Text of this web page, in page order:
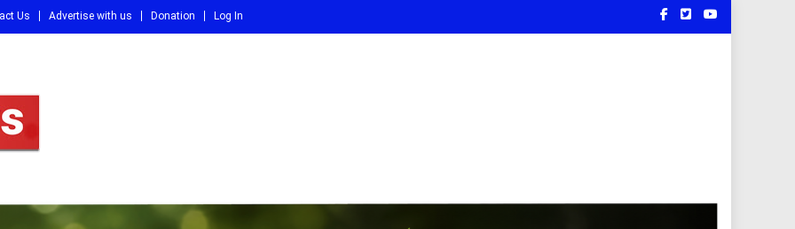
Us Advertise with us Donation Log In